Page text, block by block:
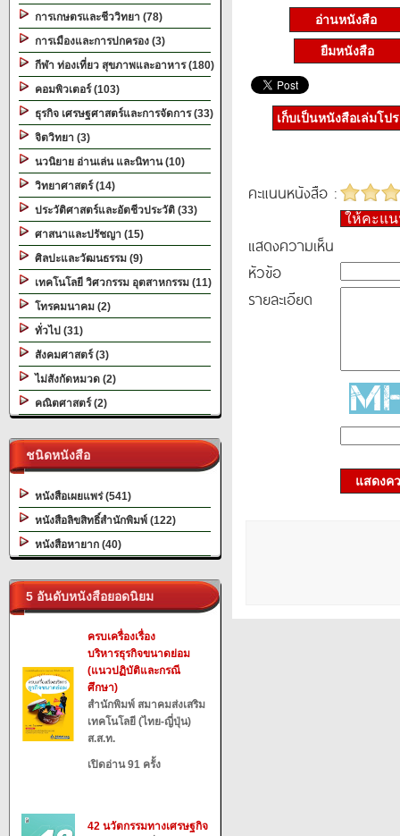
การเกษตรและชีววิทยา (78)
การเมืองและการปกครอง (3)
กีฬา ท่องเที่ยว สุขภาพและอาหาร (180)
คอมพิวเตอร์ (103)
ธุรกิจ เศรษฐศาสตร์และการจัดการ (33)
จิตวิทยา (3)
นวนิยาย อ่านเล่น และนิทาน (10)
วิทยาศาสตร์ (14)
ประวัติศาสตร์และอัตชีวประวัติ (33)
ศาสนาและปรัชญา (15)
ศิลปะและวัฒนธรรม (9)
เทคโนโลยี วิศวกรรม อุตสาหกรรม (11)
โทรคมนาคม (2)
ทั่วไป (31)
สังคมศาสตร์ (3)
ไม่สังกัดหมวด (2)
คณิตศาสตร์ (2)
ชนิดหนังสือ
หนังสือเผยแพร่ (541)
หนังสือลิขสิทธิ์สำนักพิมพ์ (122)
หนังสือหายาก (40)
5 อันดับหนังสือยอดนิยม
ครบเครื่องเรื่อง
บริหารธุรกิจขนาดย่อม
(แนวปฏิบัติและกรณี
ศึกษา)
สำนักพิมพ์ สมาคมส่งเสริม
เทคโนโลยี (ไทย-ญี่ปุ่น)
ส.ส.ท.
เปิดอ่าน 91 ครั้ง
42 นวัตกรรมทางเศรษฐกิจ
อ่านหนังสือ
ยืมหนังสือ
เก็บเป็นหนังสือเล่มโป
คะแนนหนังสือ :
ให้คะแ
แสดงความเห็น
หัวข้อ
รายละเอียด
แสดงค